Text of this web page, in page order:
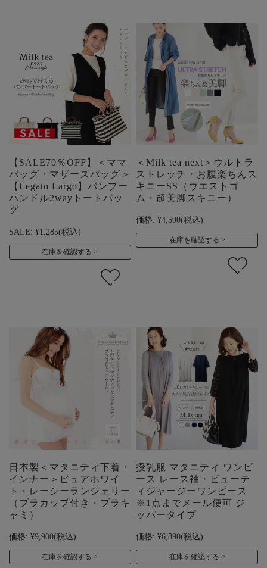
【SALE70％OFF】＜ママ
バッグ・マザーズバッグ＞
【Legato Largo】バンブー
ハンドル2wayトートバッ
グ
SALE: ¥1,285(税込)
在庫を確認する
＜Milk tea next＞ウルトラ
ストレッチ・お腹楽ちんス
キニーSS（ウエストゴ
ム・超美脚スキニー）
価格: ¥4,590(税込)
在庫を確認する
日本製＜マタニティ下着・
インナー＞ピュアホワイ
ト・レーシーランジェリー
（ブラカップ付き・ブラキ
ャミ）
価格: ¥9,900(税込)
在庫を確認する
授乳服 マタニティ ワンピ
ース レース袖・ビューテ
ィジャージーワンピース
※1点までメール便可 ジ
ッパータイプ
価格: ¥6,890(税込)
在庫を確認する